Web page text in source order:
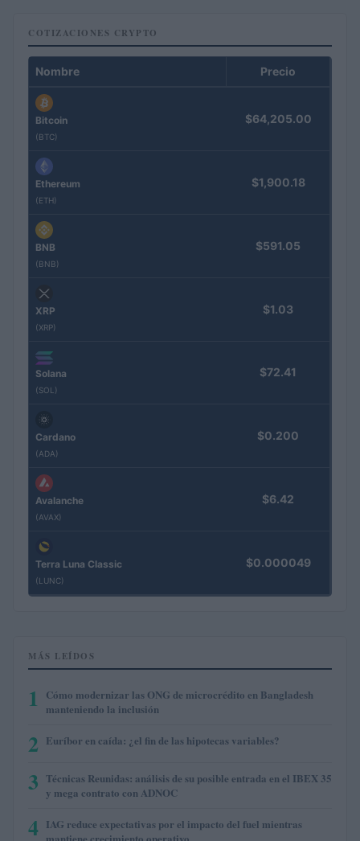
COTIZACIONES CRYPTO
Nombre Precio
Bitcoin
(BTC)
$64,205.00
Ethereum
(ETH)
$1,900.18
BNB
(BNB)
$591.05
XRP
(XRP)
$1.03
Solana
(SOL)
$72.41
Cardano
(ADA)
$0.200
Avalanche
(AVAX)
$6.42
Terra Luna Classic
(LUNC)
$0.000049
MÁS LEÍDOS
1
Cómo modernizar las ONG de microcrédito en Bangladesh
manteniendo la inclusión
2 Euríbor en caída: ¿el fin de las hipotecas variables?
3 Técnicas Reunidas: análisis de su posible entrada en el IBEX 35
y mega contrato con ADNOC
4 IAG reduce expectativas por el impacto del fuel mientras